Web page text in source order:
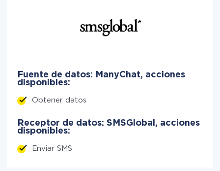
Fuente de datos: ManyChat, acciones
disponibles:
Obtener datos
Receptor de datos: SMSGlobal, acciones
disponibles:
Enviar SMS